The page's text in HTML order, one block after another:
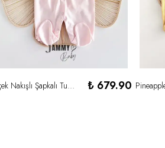
Çiçek Nakışlı Şapkalı Tulum Set-PEMBE ₺ 679.90